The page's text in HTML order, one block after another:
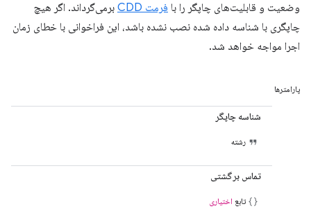
وضعیت و قابلیت‌های چاپگر را با فرمت CDD
برمی‌گرداند. اگر هیچ
چاپگری با شناسه داده شده نصب نشده باشد، این فراخوانی با خطای زمان
اجرا مواجه خواهد شد.
پارامترها
شناسه چاپگر
رشته
تماس برگشتی
تابع اختیاری